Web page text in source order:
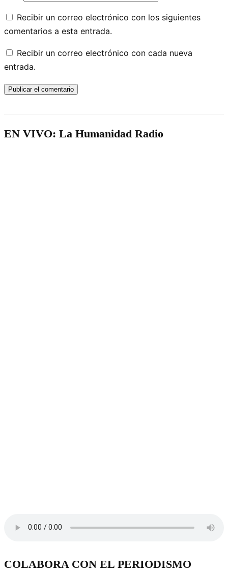
Recibir un correo electrónico con los siguientes
comentarios a esta entrada.
Recibir un correo electrónico con cada nueva
entrada.
EN VIVO: La Humanidad Radio
COLABORA CON EL PERIODISMO